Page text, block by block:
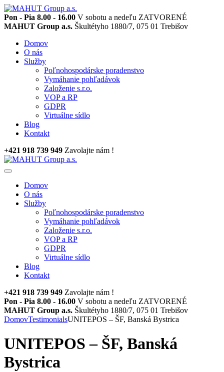
Pon - Pia 8.00 - 16.00 V sobotu a nedeľu ZATVORENÉ
MAHUT Group a.s. Škultétyho 1880/7, 075 01 Trebišov
Domov
O nás
Služby
Poľnohospodárske poradenstvo
Vymáhanie pohľadávok
Založenie s.r.o.
VOP a RP
GDPR
Virtuálne sídlo
Blog
Kontakt
+421 918 739 949 Zavolajte nám !
Domov
O nás
Služby
Poľnohospodárske poradenstvo
Vymáhanie pohľadávok
Založenie s.r.o.
VOP a RP
GDPR
Virtuálne sídlo
Blog
Kontakt
+421 918 739 949 Zavolajte nám !
Pon - Pia 8.00 - 16.00 V sobotu a nedeľu ZATVORENÉ
MAHUT Group a.s. Škultétyho 1880/7, 075 01 Trebišov
DomovTestimonialsUNITEPOS – ŠF, Banská Bystrica
UNITEPOS – ŠF, Banská
Bystrica